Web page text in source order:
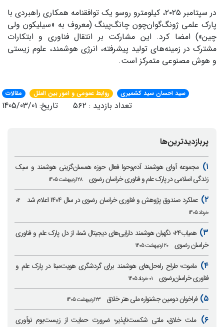
در سپتامبر ۲۰۲۵، کیلومترو روسو یک توافقنامه همکاری راهبردی با
پارک علمی ژونگ‌گوان‌چون چانگ‌پینگ (معروف به «سیلیکون ولی
چین») امضا کرد. این مشارکت بر انتقال فناوری و ابتکارات
مشترک در زمینه‌های تولید پیشرفته، انرژی هوشمند، علوم زیستی
و هوش مصنوعی متمرکز است.
سید احسان سید کشمیری روابط عمومی و امور بین الملل مقالات
تعداد بازدید : ۵۶۲ تاریخ: 1405/03/01
پربازدیدترین‌ها
مجموعه آوای هوشمند آدم‌وحوا فعال حوزه همسان‌گزینی هوشمند و سبک
زندگی اسلامی در پارک علم و فناوری خراسان رضوی ۲۸ اردیبهشت ۱۴۰۵
عملکرد صندوق پژوهش و فناوری خراسان رضوی در سال ۱۴۰۴ اعلام شد
خرداد ۱۴۰۵
همیاب۲۴؛ نگهبان هوشمند دارایی‌های دیجیتال شما، از دل پارک علم و فناوری
خراسان رضوی ۲۰ اردیبهشت ۱۴۰۵
ماموت؛ طراح راه‌حل‌های هوشمند برای گردشگری هویت‌مبنا در پارک علم و
فناوری خراسان‌رضوی ۰۱ خرداد ۱۴۰۵
فراخوان دومین جشنواره ملی هنر خلاق ۲۳ اردیبهشت ۱۴۰۵
ملت خلاق، ملتی شکست‌ناپذیر؛ ضرورت حمایت از زیست‌بوم نوآوری